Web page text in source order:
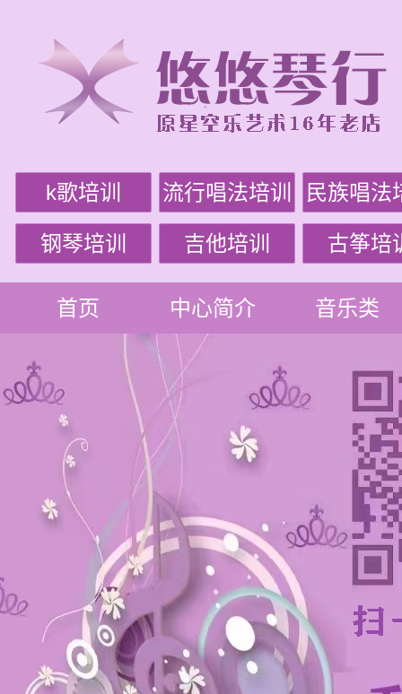
k歌培训 流行唱法培训 民族唱法
钢琴培训 吉他培训 古筝培
首页 中心简介 音乐类